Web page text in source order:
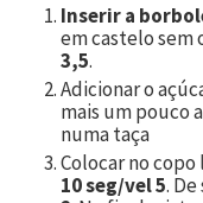
Inserir a
em castelo sem
3,5.
Adicionar o
mais um pouco
numa taça
Colocar no
10 seg/vel 5.